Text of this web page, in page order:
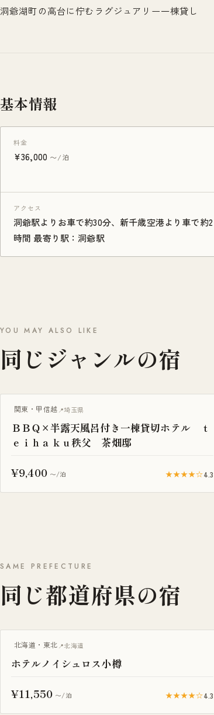
洞爺湖町の高台に佇むラグジュアリー一棟貸し
基本情報
料金
¥36,000 〜/泊
アクセス
洞爺駅よりお車で約30分、新千歳空港より車で約2
時間 最寄り駅：洞爺駅
YOU MAY ALSO LIKE
同じジャンルの宿
BBQ・焚き火
関東・甲信越 埼玉県
ＢＢＱ×半露天風呂付き一棟貸切ホテル ｔ
ｅｉｈａｋｕ秩父 茶畑邸
¥9,400 〜/泊 ★★★★☆4.3
SAME PREFECTURE
同じ都道府県の宿
露天風呂付き客室
北海道・東北 北海道
ホテルノイシュロス小樽
¥11,550 〜/泊 ★★★★☆4.3